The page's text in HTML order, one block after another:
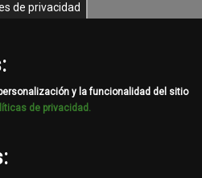
No volverá a ver su
flota de equipos de
REAL, sin tener que estar en
de privacidad
y la funcionalidad del sitio
de privacidad.